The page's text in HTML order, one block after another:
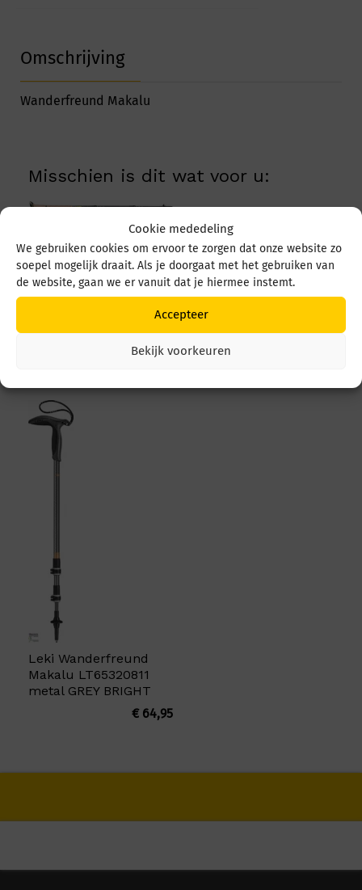
Cookie mededeling
We gebruiken cookies om ervoor te zorgen dat onze website zo
soepel mogelijk draait. Als je doorgaat met het gebruiken van
de website, gaan we er vanuit dat je hiermee instemt.
Accepteer
Bekijk voorkeuren
Omschrijving
Wanderfreund Makalu
Misschien is dit wat voor u:
Leki Sherpa
LT65220282 anthrac
GREY SPECIAL
Leki Wanderfreund
Makalu LT65320811
metal GREY BRIGHT
€64,95